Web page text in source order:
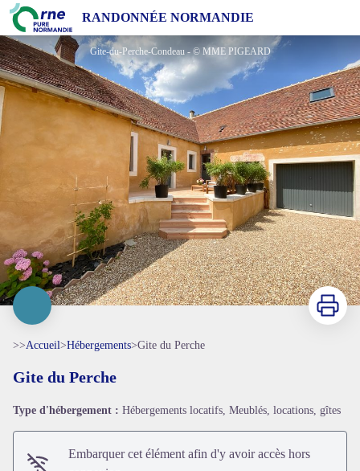
RANDONNÉE NORMANDIE
Gite du Perche
Gite-du-Perche-Condeau - © MME PIGEARD
Voir l'image en plein écran
Imprimer
>>Accueil>Hébergements>Gite du Perche
Gite du Perche
Type d'hébergement : Hébergements locatifs, Meublés, locations, gîtes
Embarquer cet élément afin d'y avoir accès hors